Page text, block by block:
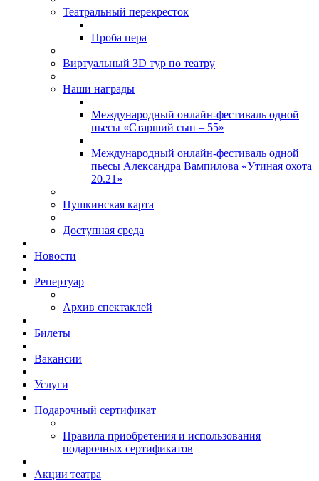
Театральный перекресток
Проба пера
Виртуальный 3D тур по театру
Наши награды
Международный онлайн-фестиваль одной
пьесы «Старший сын – 55»
Международный онлайн-фестиваль одной
пьесы Александра Вампилова «Утиная охота
20.21»
Пушкинская карта
Доступная среда
Новости
Репертуар
Архив спектаклей
Билеты
Вакансии
Услуги
Подарочный сертификат
Правила приобретения и использования
подарочных сертификатов
Акции театра